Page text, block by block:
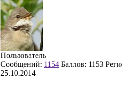
Пользователь
Сообщений: 1154 Баллов: 1153
25.10.2014